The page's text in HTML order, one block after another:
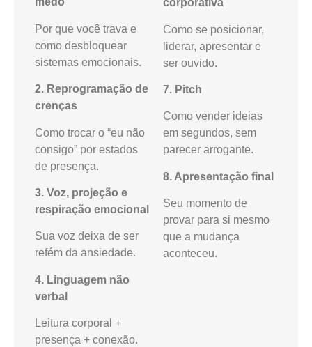
Por que você trava e
como desbloquear
sistemas emocionais.
2. Reprogramação de
crenças
Como trocar o “eu não
consigo” por estados
de presença.
3. Voz, projeção e
respiração emocional
Sua voz deixa de ser
refém da ansiedade.
4. Linguagem não
verbal
Leitura corporal +
presença + conexão.
corporativa
Como se posicionar,
liderar, apresentar e
ser ouvido.
7. Pitch
Como vender ideias
em segundos, sem
parecer arrogante.
8. Apresentação final
Seu momento de
provar para si mesmo
que a mudança
aconteceu.